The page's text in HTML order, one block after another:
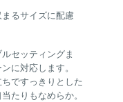
るサイズに配慮
セッティングま
に対応します。
ですっきりとした
たりもなめらか。